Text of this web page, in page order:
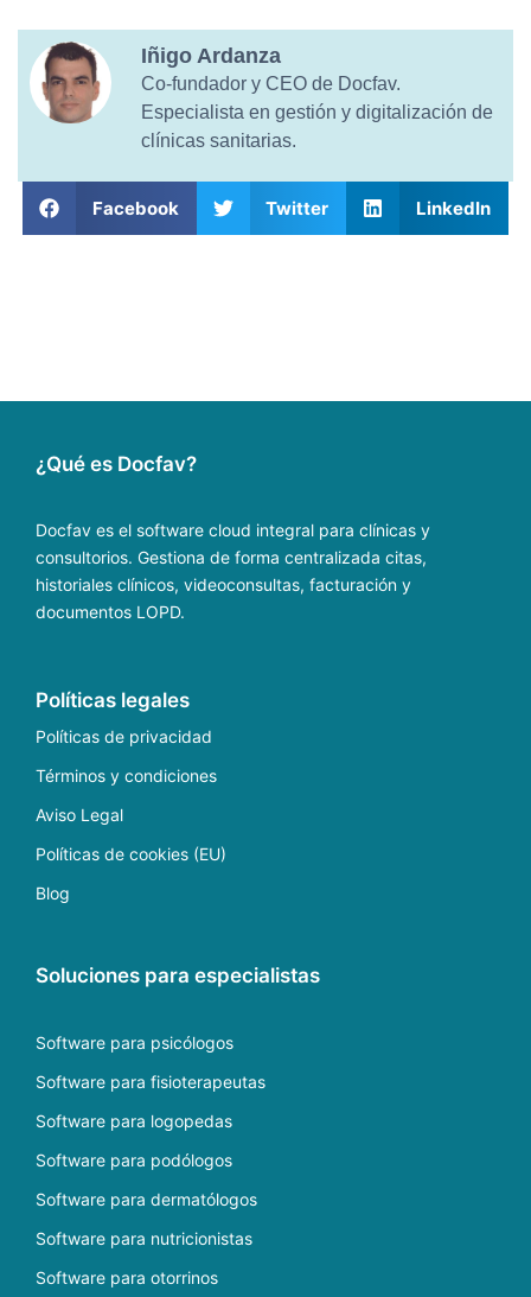
Iñigo Ardanza
Co-fundador y CEO de Docfav.
Especialista en gestión y digitalización de
clínicas sanitarias.
Facebook Twitter LinkedIn
¿Qué es Docfav?
Docfav es el software cloud integral para clínicas y
consultorios. Gestiona de forma centralizada citas,
historiales clínicos, videoconsultas, facturación y
documentos LOPD.
Políticas legales
Políticas de privacidad
Términos y condiciones
Aviso Legal
Políticas de cookies (EU)
Blog
Soluciones para especialistas
Software para psicólogos
Software para fisioterapeutas
Software para logopedas
Software para podólogos
Software para dermatólogos
Software para nutricionistas
Software para otorrinos